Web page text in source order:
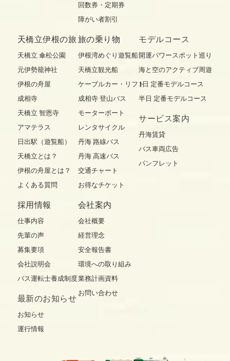
回数券・定期券
障がい者割引
天橋立伊根の旅
天橋立 傘松公園
元伊勢籠神社
伊根の舟屋
成相寺
天橋立 智恩寺
アマテラス
日出駅（遊覧船）
天橋立とは？
伊根の舟屋とは？
よくある質問
旅の乗り物
伊根湾めぐり遊覧船
天橋立観光船
ケーブルカー・リフト
成相寺 登山バス
モーターボート
レンタサイクル
丹海 路線バス
丹海 高速バス
交通チャート
お得なチケット
モデルコース
開運パワースポット巡り
海と空のアクティブ周遊
1日 定番モデルコース
半日 定番モデルコース
サービス案内
丹海賃貸
バス車両広告
パンフレット
採用情報
仕事内容
先輩の声
募集要項
会社説明会
バス運転士養成制度
最新のお知らせ
お知らせ
運行情報
会社案内
会社概要
経営理念
安全報告書
環境への取り組み
業務計画資料
お問い合わせ